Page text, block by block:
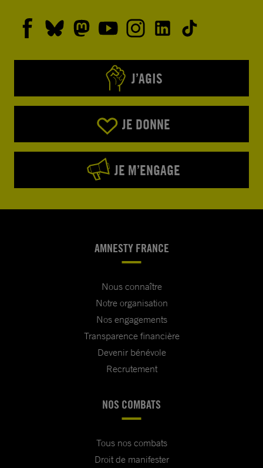
J’AGIS
JE DONNE
JE M’ENGAGE
AMNESTY FRANCE
Nous connaître
Notre organisation
Nos engagements
Transparence financière
Devenir bénévole
Recrutement
NOS COMBATS
Tous nos combats
Droit de manifester